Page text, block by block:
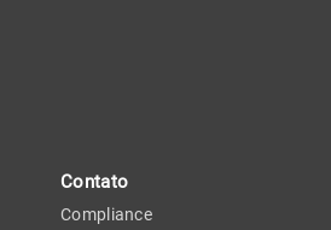
Contato
Compliance